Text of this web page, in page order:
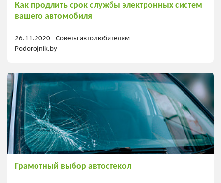
Как продлить срок службы электронных систем
вашего автомобиля
26.11.2020 - Советы автолюбителям
Podorojnik.by
Грамотный выбор автостекол